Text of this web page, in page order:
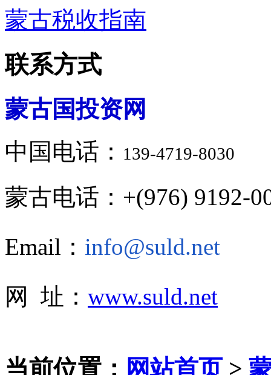
蒙古税收指南
联系方式
蒙古国投资网
中国电话： 139-4719-8030
蒙古电话：+(976) 9192-
Email： info@suld.net
网 址： www.suld.net
当前位置： 网站首页>